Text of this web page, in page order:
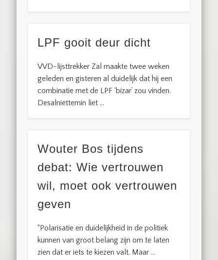
LPF gooit deur dicht
VVD-lijsttrekker Zal maakte twee weken
geleden en gisteren al duidelijk dat hij een
combinatie met de LPF ‘bizar’ zou vinden.
Desalniettemin liet …
Wouter Bos tijdens
debat: Wie vertrouwen
wil, moet ook vertrouwen
geven
“Polarisatie en duidelijkheid in de politiek
kunnen van groot belang zijn om te laten
zien dat er iets te kiezen valt. Maar …